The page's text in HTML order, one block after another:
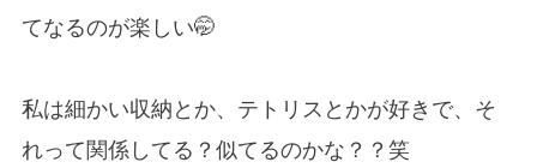
てなるのが楽しい🤭
私は細かい収納とか、テトリスとかが好きで、そ
れって関係してる？似てるのかな？？笑